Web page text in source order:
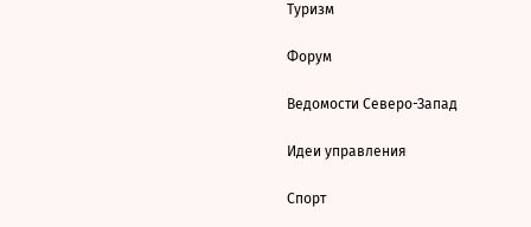
Туризм
Форум
Ведомости Северо-Запад
Идеи управления
Спорт